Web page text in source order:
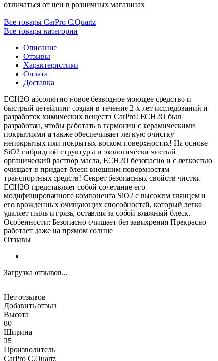
отличаться от цен в розничных магазинах
Все товары CarPro C.Quartz
Все товары категории
Описание
Отзывы
Характеристики
Оплата
Доставка
ECH2O абсолютно новое безводное моющее средство и
быстрый детейлинг создан в течение 2-х лет исследований и
разработок химических веществ CarPro! ECH2O был
разработан, чтобы работать в гармонии с керамическими
покрытиями а также обеспечивает легкую очистку
непокрытых или покрытых воском поверхностях! На основе
SiO2 гибридной структуры и экологически чистый
органический раствор масла, ECH2O безопасно и с легкостью
очищает и придает блеск внешним поверхностям
транспортных средств! Секрет безопасных свойств чистки
ECH2O представляет собой сочетание его
модифицированного компонента SiO2 с высоким глянцем и
его врожденных очищающих способностей, который легко
удаляет пыль и грязь, оставляя за собой влажный блеск.
Особенности: Безопасно очищает без завихрения Прекрасно
работает даже на прямом солнце
Отзывы
Загрузка отзывов...
Нет отзывов
Добавить отзыв
Высота
80
Ширина
35
Производитель
CarPro C.Quartz